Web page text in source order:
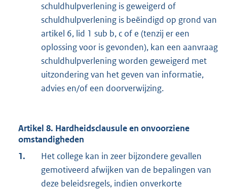
schuldhulpverlening is geweigerd of
schuldhulpverlening is beëindigd op grond van
artikel 6, lid 1 sub b, c of e (tenzij er een
oplossing voor is gevonden), kan een aanvraag
schuldhulpverlening worden geweigerd met
uitzondering van het geven van informatie,
advies en/of een doorverwijzing.
Artikel 8. Hardheidsclausule en onvoorziene
omstandigheden
1.
Het college kan in zeer bijzondere gevallen
gemotiveerd afwijken van de bepalingen van
deze beleidsregels, indien onverkorte